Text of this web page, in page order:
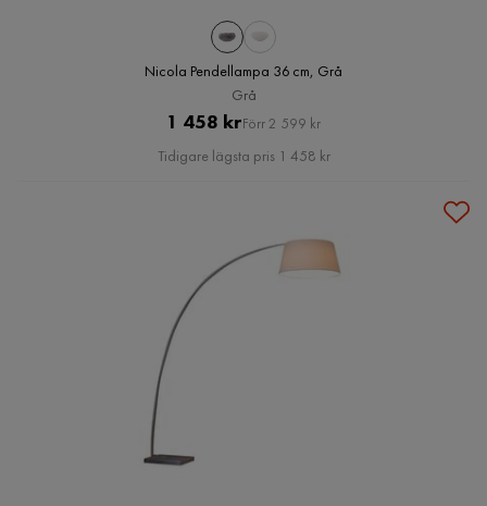
Nicola Pendellampa 36 cm, Grå
Grå
Pris
1 458 krOriginal
Pris
Förr 2 599 kr
Tidigare lägsta pris 1 458 kr